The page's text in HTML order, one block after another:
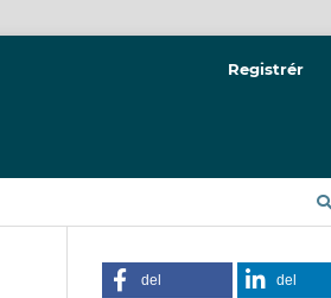
Registrér
del del